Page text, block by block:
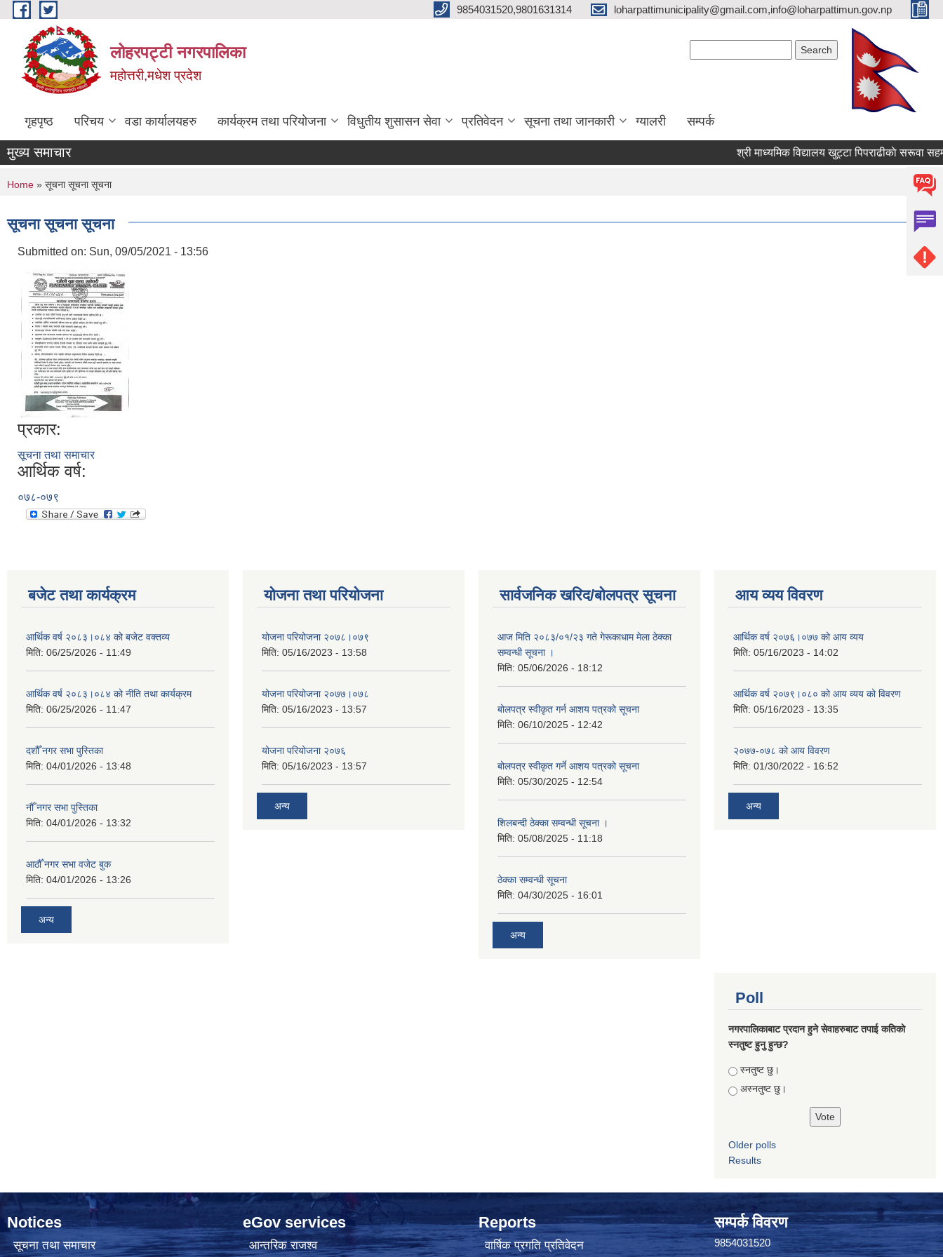
Skip to main content 9854031520,9801631314 loharpattimunicipality@gmail.com,info@loharpattimun.gov.np
लोहरपट्टी नगरपालिका
महोत्तरी,मधेश प्रदेश
गृहपृष्ठ परिचय वडा कार्यालयहरु कार्यक्रम तथा परियोजना विधुतीय शुसासन सेवा प्रतिवेदन सूचना तथा जानकारी ग्यालरी सम्पर्क
मुख्य समाचार श्री माध्यमिक
You are here
Home » सूचना सूचना सूचना
सूचना सूचना सूचना
Submitted on: Sun, 09/05/2021 - 13:56
प्रकार:
सूचना तथा समाचार
आर्थिक वर्ष:
०७८-०७९
बजेट तथा कार्यक्रम
आर्थिक वर्ष २०८३।०८४ को बजेट वक्तव्य
मिति: 06/25/2026 - 11:49
आर्थिक वर्ष २०८३।०८४ को नीति तथा कार्यक्रम
मिति: 06/25/2026 - 11:47
दशौँ नगर सभा पुस्तिका
मिति: 04/01/2026 - 13:48
नौँ नगर सभा पुस्तिका
मिति: 04/01/2026 - 13:32
आठौँ नगर सभा वजेट बुक
मिति: 04/01/2026 - 13:26
अन्य
योजना तथा परियोजना
योजना परियोजना २०७८।०७९
मिति: 05/16/2023 - 13:58
योजना परियोजना २०७७।०७८
मिति: 05/16/2023 - 13:57
योजना परियोजना २०७६
मिति: 05/16/2023 - 13:57
अन्य
सार्वजनिक खरिद/बोलपत्र सूचना
आज मिति २०८३/०१/२३ गते गेरूकाधाम मेला ठेक्का
सम्वन्धी सूचना ।
मिति: 05/06/2026 - 18:12
बोलपत्र स्वीकृत गर्न आशय पत्रको सूचना
मिति: 06/10/2025 - 12:42
बोलपत्र स्वीकृत गर्ने आशय पत्रको सूचना
मिति: 05/30/2025 - 12:54
शिलबन्दी ठेक्का सम्वन्धी सूचना ।
मिति: 05/08/2025 - 11:18
ठेक्का सम्वन्धी सूचना
मिति: 04/30/2025 - 16:01
अन्य
आय व्यय विवरण
आर्थिक वर्ष २०७६।०७७ को आय व्यय
मिति: 05/16/2023 - 14:02
आर्थिक वर्ष २०७९।०८० को आय व्यय को विवरण
मिति: 05/16/2023 - 13:35
२०७७-०७८ को आय विवरण
मिति: 01/30/2022 - 16:52
अन्य
Poll
नगरपालिकाबाट प्रदान हुने सेवाहरुबाट तपाई कतिको
स्नतुष्ट हुनु हुन्छ?
Choices
स्नतुष्ट छु।
अस्नतुष्ट छु।
Older polls
Results
Notices
सूचना तथा समाचार
eGov services
आन्तरिक राजश्व
Reports
वार्षिक प्रगति प्रतिवेदन
सम्पर्क विवरण
9854031520